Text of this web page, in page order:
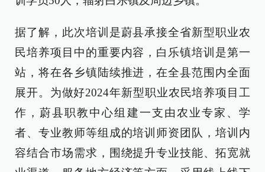
据了解，此次培训是蔚县承接全省新型职业农
民培养项目中的重要内容，白乐镇培训是第一
站，将在各乡镇陆续推进，在全县范围内全面
展开。为做好2024年新型职业农民培养项目工
作，蔚县职教中心组建一支由农业专家、学
者、专业教师等组成的培训师资团队，培训内
容结合市场需求，围绕提升专业技能、拓宽就